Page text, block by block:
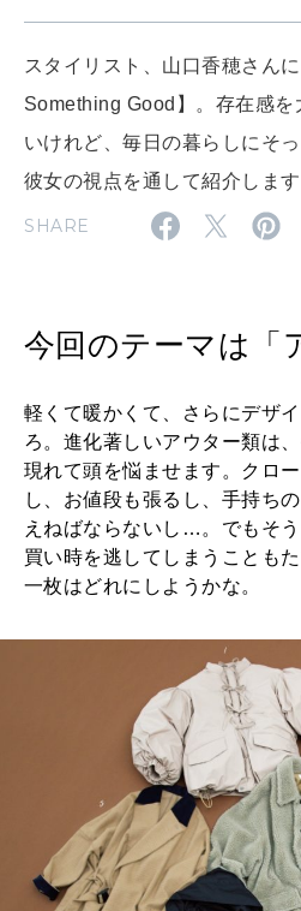
2026年6月号「大銀座 トレンドが
2026年5月号「“大好き”
2026年4月号「未来をつくる
2026年3月号「スイー
2026年1月号「猫が
2025年12月号「お
FOLLOW
スタイリスト、山口香穂さん
Something Good】。存在感を
いけれど、毎日の暮らしにそ
彼女の視点を通して紹介します
SHARE
今回のテーマは「
軽くて暖かくて、さらにデザ
ろ。進化著しいアウター類は
現れて頭を悩ませます。クロ
し、お値段も張るし、手持ち
えねばならないし…。でもそう
買い時を逃してしまうことも
一枚はどれにしようかな。